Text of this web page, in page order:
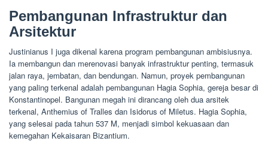
Pembangunan Infrastruktur dan
Arsitektur
Justinianus I juga dikenal karena program pembangunan ambisiusnya.
Ia membangun dan merenovasi banyak infrastruktur penting, termasuk
jalan raya, jembatan, dan bendungan. Namun, proyek pembangunan
yang paling terkenal adalah pembangunan Hagia Sophia, gereja besar di
Konstantinopel. Bangunan megah ini dirancang oleh dua arsitek
terkenal, Anthemius of Tralles dan Isidorus of Miletus. Hagia Sophia,
yang selesai pada tahun 537 M, menjadi simbol kekuasaan dan
kemegahan Kekaisaran Bizantium.